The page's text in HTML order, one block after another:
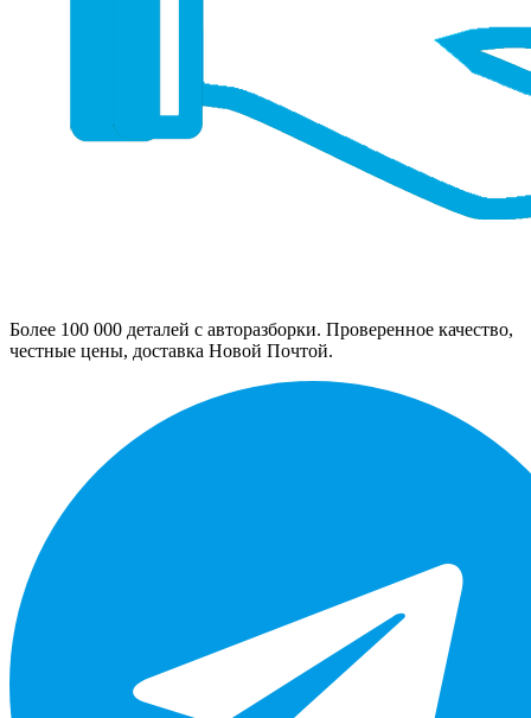
Более 100 000 деталей с авторазборки. Проверенное качество,
честные цены, доставка Новой Почтой.